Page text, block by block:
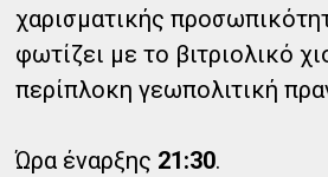
χαρισματικής
φωτίζει με το βιτριολικό
περίπλοκη γεωπολιτική
Ώρα έναρξης 21:30.